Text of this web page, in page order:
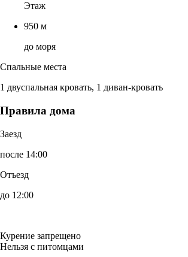
Этаж
950 м
до моря
Спальные места
1 двуспальная кровать, 1 диван-кровать
Правила дома
Заезд
после 14:00
Отъезд
до 12:00
Курение запрещено
Нельзя с питомцами